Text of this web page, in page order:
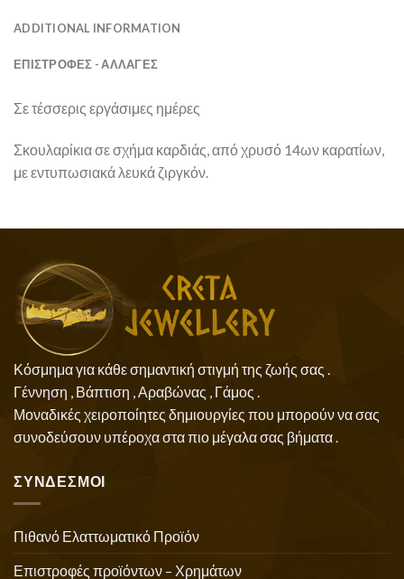
ADDITIONAL INFORMATION
ΕΠΙΣΤΡΟΦΕΣ - ΑΛΛΑΓΕΣ
Σε τέσσερις εργάσιμες ημέρες
Σκουλαρίκια σε σχήμα καρδιάς, από χρυσό 14ων καρατίων,
με εντυπωσιακά λευκά ζιργκόν.
Κόσμημα για κάθε σημαντική στιγμή της ζωής σας .
Γέννηση , Βάπτιση , Αραβώνας , Γάμος .
Μοναδικές χειροποίητες δημιουργίες που μπορούν να σας
συνοδεύσουν υπέροχα στα πιο μέγαλα σας βήματα .
ΣΥΝΔΕΣΜΟΙ
Πιθανό Ελαττωματικό Προϊόν
Επιστροφές προϊόντων – Χρημάτων